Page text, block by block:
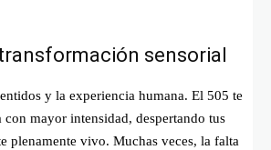
sensorial
y la experiencia humana. El 505 te
mayor intensidad, despertando tus
plenamente vivo. Muchas veces, la falta